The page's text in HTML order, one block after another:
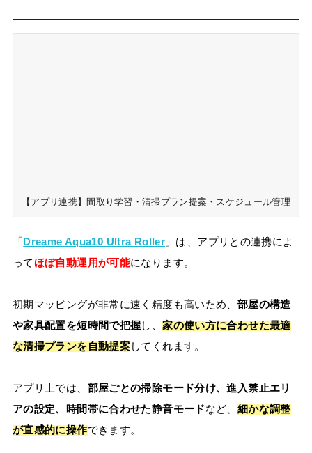
【アプリ連携】間取り学習・清掃プラン提案・スケジュール管理
「Dreame Aqua10 Ultra Roller 」は、アプリとの連携によ
ってほぼ自動運用が可能になります。
初期マッピングが非常に速く精度も高いため、 部屋の構造
や家具配置を短時間で把握し、家の使い方に合わせた最適
な清掃プランを自動提案してくれます。
アプリ上では、 部屋ごとの掃除モード分け、進入禁止エリ
アの設定、時間帯に合わせた静音モードなど、 細かな調整
が直感的に操作できます。